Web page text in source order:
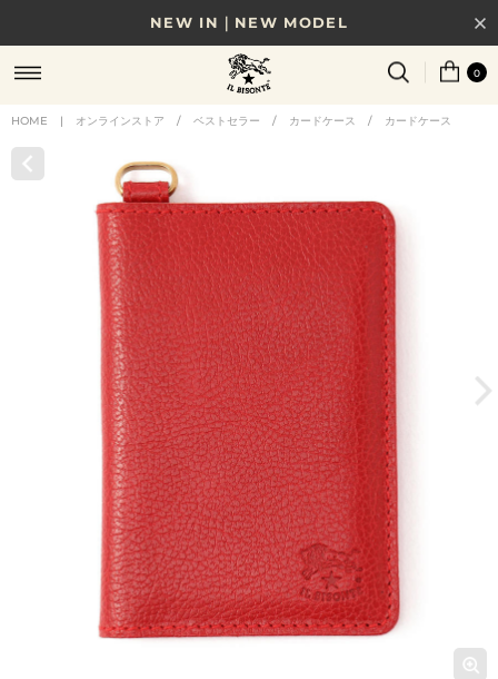
NEW IN｜NEW MODEL
8/17(月)10時まで｜税込11,000円以上で送料無料
贈る相手やシーンから選べる、新しいギフトガイド
NEW IN｜COLOR LEATHER
0
HOME | オンラインストア / ベストセラー / カードケース / カードケース